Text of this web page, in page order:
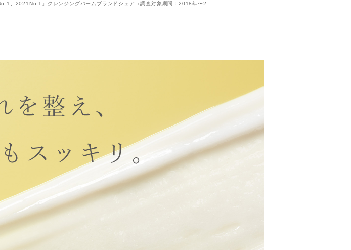
、2021No.1」クレンジングバームブランドシェア（調査対象期間：2018年〜2